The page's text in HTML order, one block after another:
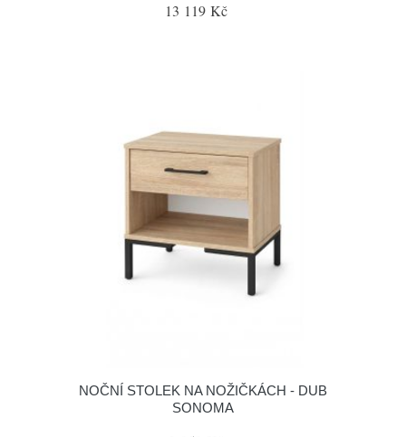
13 119 Kč
NOČNÍ STOLEK NA NOŽIČKÁCH - DUB
SONOMA